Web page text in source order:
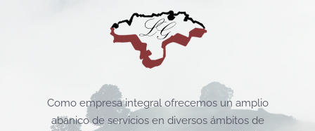
Skip to main content
Como empresa integral ofrecemos un amplio
abanico de servicios en diversos ámbitos de